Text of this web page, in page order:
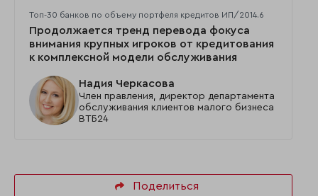
Топ-30 банков по объему портфеля кредитов ИП/2014.6
Продолжается тренд перевода фокуса
внимания крупных игроков от кредитования
к комплексной модели обслуживания
Надия Черкасова
Член правления, директор департамента
обслуживания клиентов малого бизнеса
ВТБ24
Поделиться